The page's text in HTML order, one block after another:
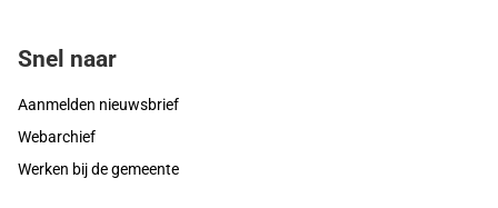
Snel naar
Aanmelden nieuwsbrief
Webarchief
Werken bij de gemeente